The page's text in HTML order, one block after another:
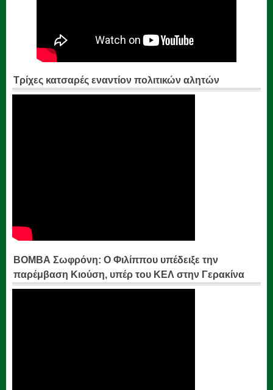
Τρίχες κατσαρές εναντίον πολιτικών αλητών
ΒΟΜΒΑ Σωφρόνη: Ο Φιλίππου υπέδειξε την
παρέμβαση Κιούση, υπέρ του ΚΕΛ στην Γερακίνα